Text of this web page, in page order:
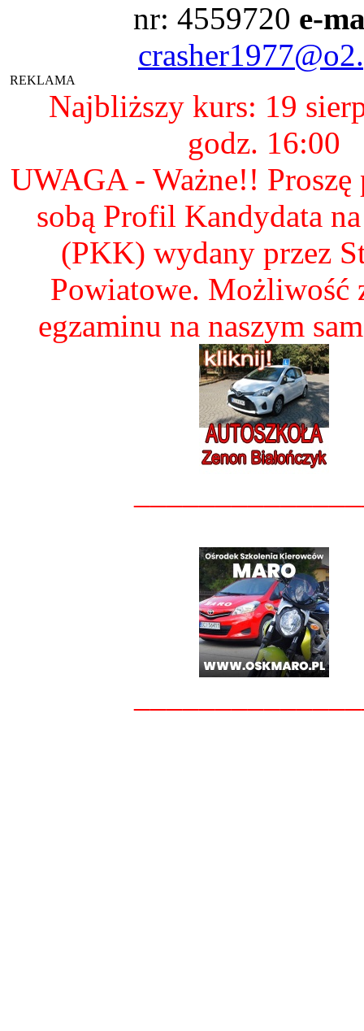
nr: 4559720 e-
REKLAMA
Najbliższy kurs: 19
godz. 16:00
UWAGA - Ważne!! Proszę
sobą Profil Kandydata
(PKK) wydany przez
Powiatowe. Możliwość
egzaminu na naszym